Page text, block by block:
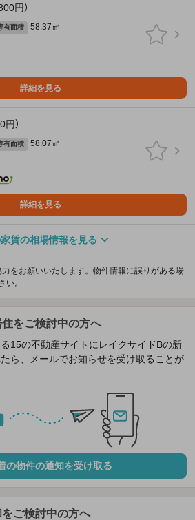
円）
有面積 58.37㎡
詳細を見る
）
有面積 58.07㎡
詳細を見る
賃の相場情報を見る
をお願いいたします。物件情報に誤りがある場
い。
をご検討中の方へ
15の不動産サイトにレイクサイドBの新
ら、メールでお知らせを受け取ることが
の物件の通知を受け取る
ご検討中の方へ